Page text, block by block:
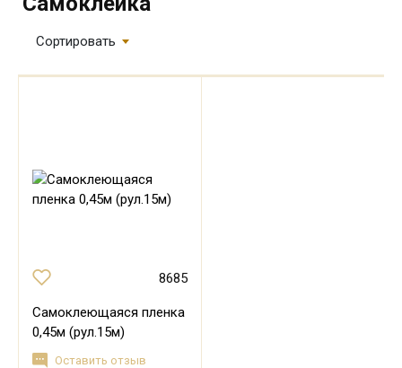
Сортировать
8685
Самоклеющаяся пленка
0,45м (рул.15м)
Оставить отзыв